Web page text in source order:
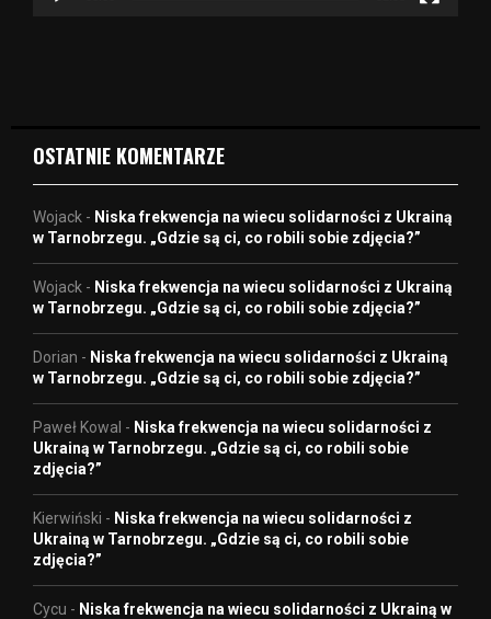
OSTATNIE KOMENTARZE
Wojack - Niska frekwencja na wiecu solidarności z Ukrainą
w Tarnobrzegu. „Gdzie są ci, co robili sobie zdjęcia?”
Wojack - Niska frekwencja na wiecu solidarności z Ukrainą
w Tarnobrzegu. „Gdzie są ci, co robili sobie zdjęcia?”
Dorian - Niska frekwencja na wiecu solidarności z Ukrainą
w Tarnobrzegu. „Gdzie są ci, co robili sobie zdjęcia?”
Paweł Kowal - Niska frekwencja na wiecu solidarności z
Ukrainą w Tarnobrzegu. „Gdzie są ci, co robili sobie
zdjęcia?”
Kierwiński - Niska frekwencja na wiecu solidarności z
Ukrainą w Tarnobrzegu. „Gdzie są ci, co robili sobie
zdjęcia?”
Cycu - Niska frekwencja na wiecu solidarności z Ukrainą w